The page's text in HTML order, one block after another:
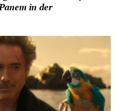
in der